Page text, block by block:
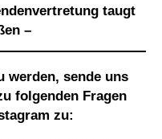
taugt
–
werden, sende uns
folgenden Fragen
zu: